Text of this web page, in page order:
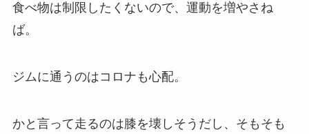
食べ物は制限したくないので、運動を増やさね
ば。
ジムに通うのはコロナも心配。
かと言って走るのは膝を壊しそうだし、そもそも